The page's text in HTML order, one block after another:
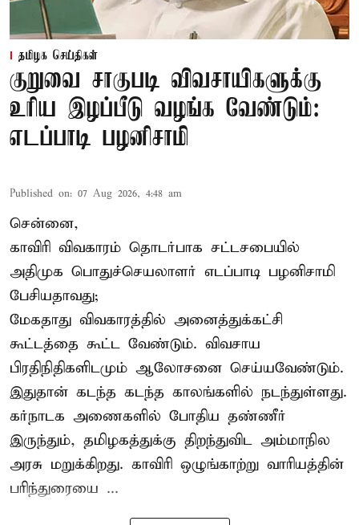
தமிழக செய்திகள்
குறுவை சாகுபடி விவசாயிகளுக்கு
உரிய இழப்பீடு வழங்க வேண்டும்:
எடப்பாடி பழனிசாமி
Published on: 07 Aug 2026, 4:48 am
சென்னை,
காவிரி விவகாரம் தொடர்பாக சட்டசபையில்
அதிமுக பொதுச்செயலாளர் எடப்பாடி பழனிசாமி
பேசியதாவது;
மேகதாது விவகாரத்தில் அனைத்துக்கட்சி
கூட்டத்தை கூட்ட வேண்டும். விவசாய
பிரதிநிதிகளிடமும் ஆலோசனை செய்யவேண்டும்.
இதுதான் கடந்த கடந்த காலங்களில் நடந்துள்ளது.
கர்நாடக அணைகளில் போதிய தண்ணீர்
இருந்தும், தமிழகத்துக்கு திறந்துவிட அம்மாநில
அரசு மறுக்கிறது. காவிரி ஒழுங்காற்று வாரியத்தின்
பரிந்துரையை ...